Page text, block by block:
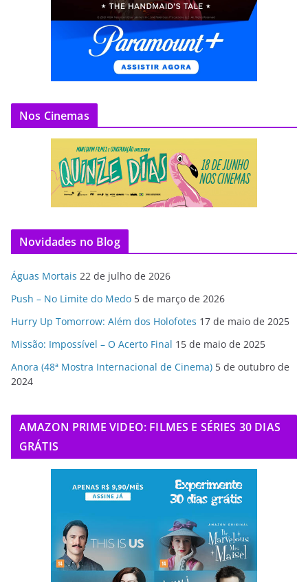
Nos Cinemas
Novidades no Blog
Águas Mortais 22 de julho de 2026
Push – No Limite do Medo 5 de março de 2026
Hurry Up Tomorrow: Além dos Holofotes 17 de maio de 2025
Missão: Impossível – O Acerto Final 15 de maio de 2025
Anora (48ª Mostra Internacional de Cinema) 5 de outubro de
2024
AMAZON PRIME VIDEO: FILMES E SÉRIES 30 DIAS
GRÁTIS